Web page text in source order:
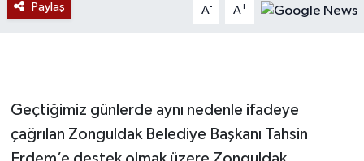
Paylaş A- A+
Geçtiğimiz günlerde aynı nedenle ifadeye
çağrılan Zonguldak Belediye Başkanı Tahsin
Genel
İş ilanı